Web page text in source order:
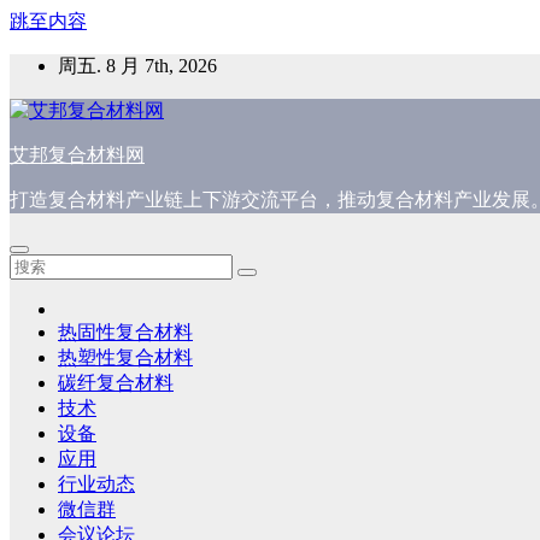
跳至内容
周五. 8 月 7th, 2026
艾邦复合材料网
打造复合材料产业链上下游交流平台，推动复合材料产业发展
热固性复合材料
热塑性复合材料
碳纤复合材料
技术
设备
应用
行业动态
微信群
会议论坛